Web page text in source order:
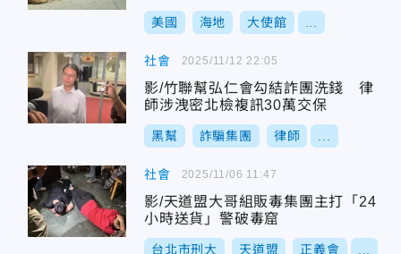
美國 海地 大使館
社會
影/竹聯幫弘仁會勾結詐團洗錢 律
師涉洩密北檢複訊30萬交保
黑幫 詐騙集團 律師
2025/11/12 22:05
社會
影/天道盟大哥組販毒集團主打「24
小時送貨」警破毒窟
台北市刑大 天道盟 正義會
2025/11/06 11:47